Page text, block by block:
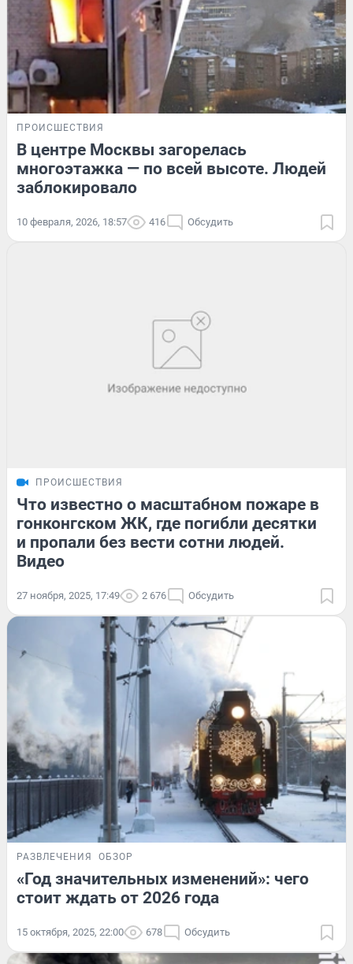
ПРОИСШЕСТВИЯ
В центре Москвы загорелась
многоэтажка — по всей высоте. Людей
заблокировало
10 февраля, 2026, 18:57 416 Обсудить
ПРОИСШЕСТВИЯ
Что известно о масштабном пожаре в
гонконгском ЖК, где погибли десятки
и пропали без вести сотни людей.
Видео
27 ноября, 2025, 17:49 2 676 Обсудить
РАЗВЛЕЧЕНИЯ ОБЗОР
«Год значительных изменений»: чего
стоит ждать от 2026 года
15 октября, 2025, 22:00 678 Обсудить